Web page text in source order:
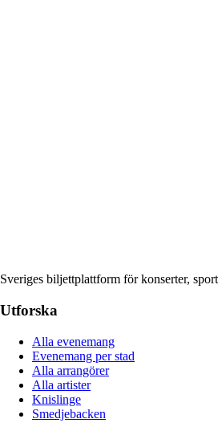
Sveriges biljettplattform för konserter,
Utforska
Alla evenemang
Evenemang per stad
Alla arrangörer
Alla artister
Knislinge
Smedjebacken